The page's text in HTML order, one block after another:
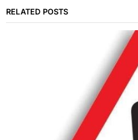
RELATED POSTS